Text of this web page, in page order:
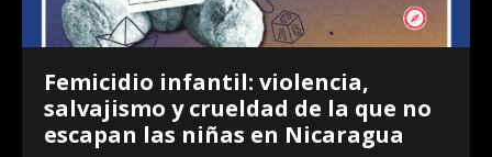
Femicidio infantil: violencia,
salvajismo y crueldad de la que no
escapan las niñas en Nicaragua